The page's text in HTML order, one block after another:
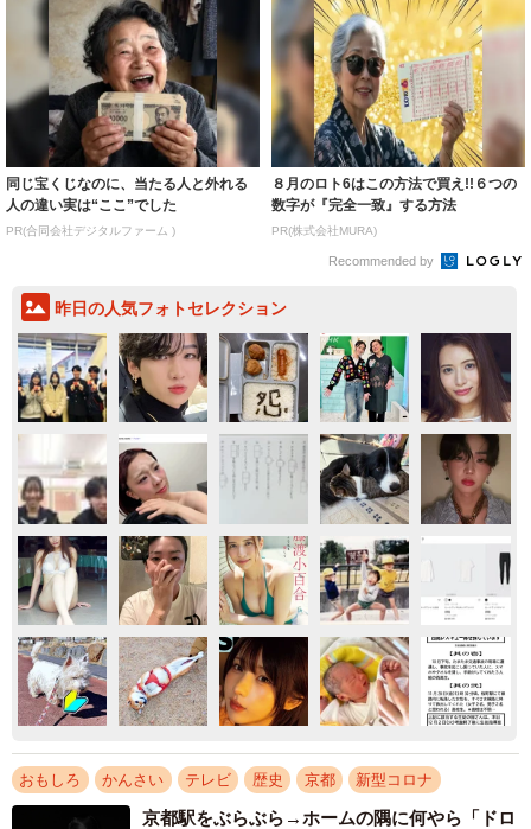
同じ宝くじなのに、当たる人と外れる
人の違い実は“ここ”でした
PR(合同会社デジタルファーム )
８月のロト6はこの方法で買え!!６つの
数字が『完全一致』する方法
PR(株式会社MURA)
Recommended by
昨日の人気フォトセレクション
おもしろ かんさい テレビ 歴史 京都 新型コロナ
京都駅をぶらぶら→ホームの隅に何やら「ドロ